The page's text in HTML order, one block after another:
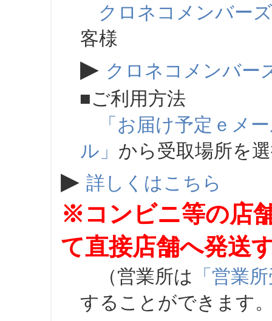
クロネコメンバーズ
客様
▶ クロネコメンバー
■ご利用方法
「お届け予定ｅメ
ル」 から受取場所を
▶ 詳しくはこちら
※コンビニ等の店
て直接店舗へ発送
（営業所は 「営業
することができます